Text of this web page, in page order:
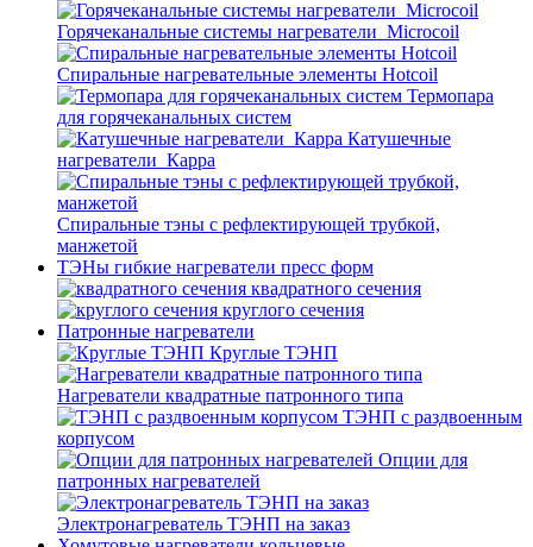
Горячеканальные системы нагреватели_Microcoil
Спиральные нагревательные элементы Hotcoil
Термопара
для горячеканальных систем
Катушечные
нагреватели_Карра
Спиральные тэны с рефлектирующей трубкой,
манжетой
ТЭНы гибкие нагреватели пресс форм
квадратного сечения
круглого сечения
Патронные нагреватели
Круглые ТЭНП
Нагреватели квадратные патронного типа
ТЭНП с раздвоенным
корпусом
Опции для
патронных нагревателей
Электронагреватель ТЭНП на заказ